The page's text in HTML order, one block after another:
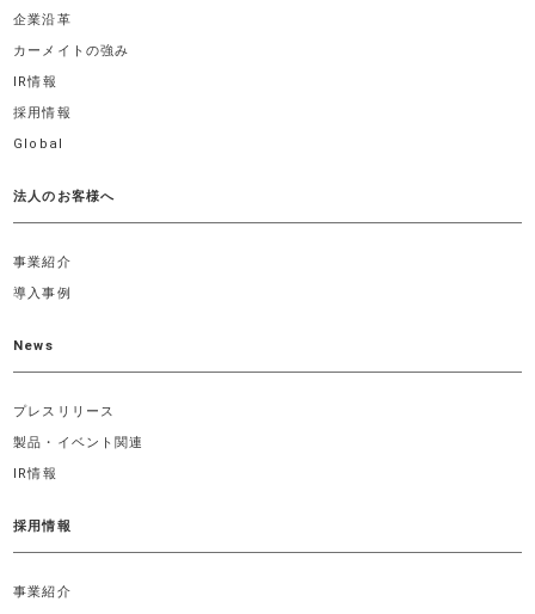
企業沿革
カーメイトの強み
IR情報
採用情報
Global
法人のお客様へ
事業紹介
導入事例
News
プレスリリース
製品・イベント関連
IR情報
採用情報
事業紹介